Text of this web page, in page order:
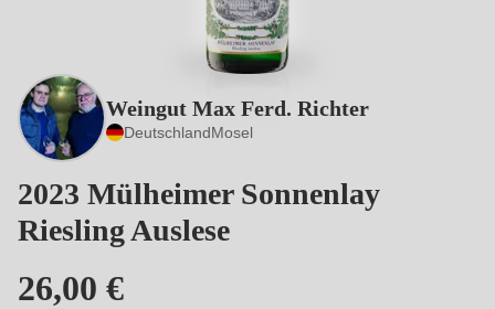
Weingut Max Ferd. Richter
DeutschlandMosel
2023 Mülheimer Sonnenlay
Riesling Auslese
26,00 €